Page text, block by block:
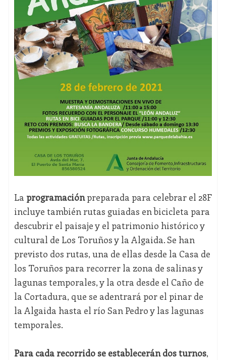
La programaciónpreparada para celebrar el 28F
incluye también rutas guiadas en bicicleta para
descubrir el paisaje y el patrimonio histórico y
cultural de Los Toruños y la Algaida. Se han
previsto dos rutas, una de ellas desde la Casa de
los Toruños para recorrer la zona de salinas y
lagunas temporales, y la otra desde el Caño de
la Cortadura, que se adentrará por el pinar de
la Algaida hasta el río San Pedro y las lagunas
temporales.
Para cada recorrido se establecerán dos turnos,